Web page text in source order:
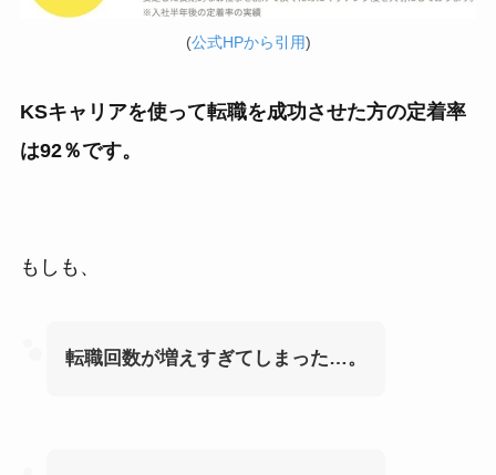
(公式HPから引用)
KSキャリアを使って転職を成功させた方の定着率
は92％です。
もしも、
転職回数が増えすぎてしまった…。